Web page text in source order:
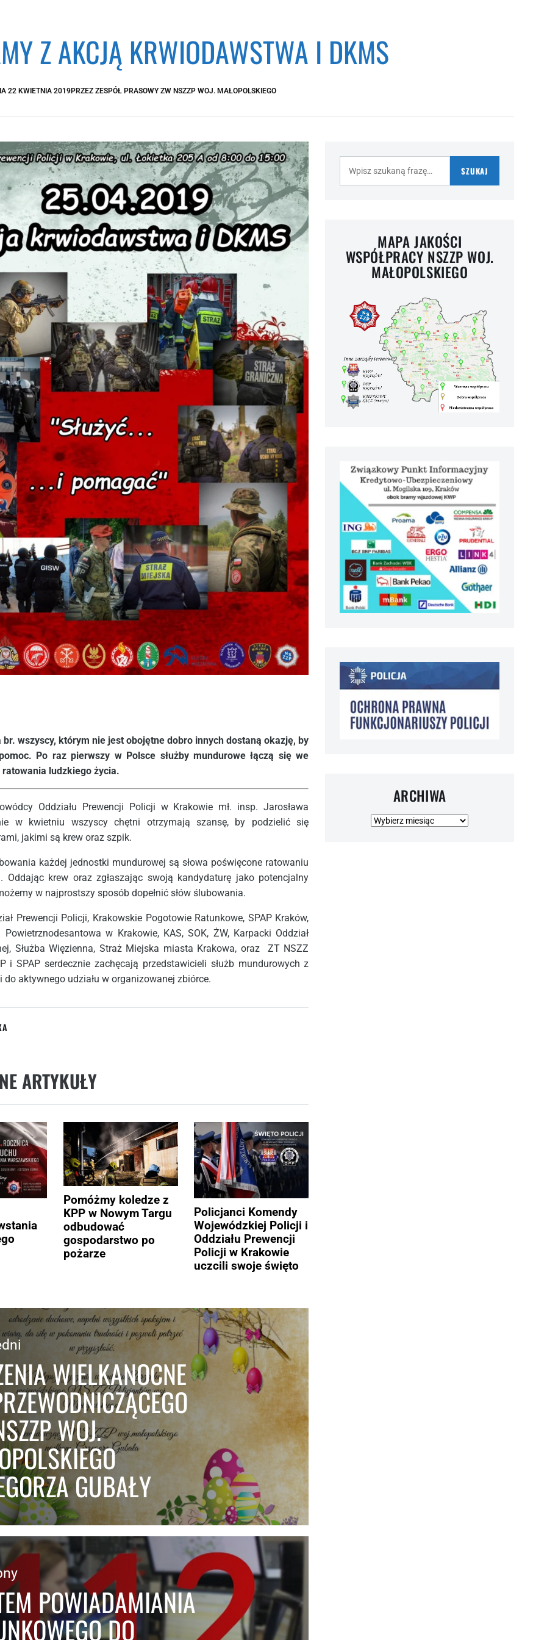
Z AKCJĄ KRWIODAWSTWA I DKMS
22 KWIETNIA 2019PRZEZ ZESPÓŁ PRASOWY ZW NSZZP WOJ. MAŁOPOLSKIEGO
wszyscy, którym nie jest obojętne dobro innych dostaną okazję, by
Po raz pierwszy w Polsce służby mundurowe łączą się we
ludzkiego życia.
Oddziału Prewencji Policji w Krakowie mł. insp. Jarosława
w kwietniu wszyscy chętni otrzymają szansę, by podzielić się
jakimi są krew oraz szpik.
każdej jednostki mundurowej są słowa poświęcone ratowaniu
Oddając krew oraz zgłaszając swoją kandydaturę jako potencjalny
w najprostszy sposób dopełnić słów ślubowania.
Prewencji Policji, Krakowskie Pogotowie Ratunkowe, SPAP Kraków,
Powietrznodesantowa w Krakowie, KAS, SOK, ŻW, Karpacki Oddział
Służba Więzienna, Straż Miejska miasta Krakowa, oraz ZT NSZZ
i SPAP serdecznie zachęcają przedstawicieli służb mundurowych z
do aktywnego udziału w organizowanej zbiórce.
ARTYKUŁY
Pomóżmy koledze z
KPP w Nowym Targu
odbudować
gospodarstwo po
pożarze
Policjanci Komendy
Wojewódzkiej Policji i
Oddziału Prewencji
Policji w Krakowie
uczcili swoje święto
WIELKANOCNE
WOJ.
GUBAŁY
POWIADAMIANIA
DO
SZUKAJ
MAPA JAKOŚCI
WSPÓŁPRACY NSZZP WOJ.
MAŁOPOLSKIEGO
ARCHIWA
Archiwa